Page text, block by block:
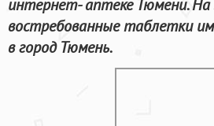
востребованные таблетки
в город Тюмень.